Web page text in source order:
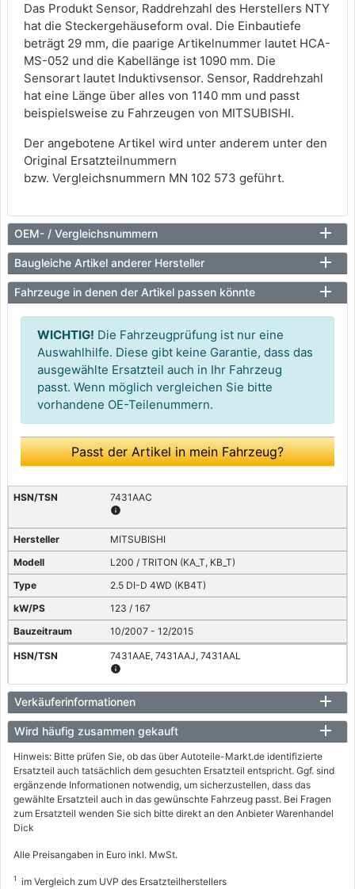
Das Produkt Sensor, Raddrehzahl des Herstellers NTY
hat die Steckergehäuseform oval. Die Einbautiefe
beträgt 29 mm, die paarige Artikelnummer lautet HCA-
MS-052 und die Kabellänge ist 1090 mm. Die
Sensorart lautet Induktivsensor. Sensor, Raddrehzahl
hat eine Länge über alles von 1140 mm und passt
beispielsweise zu Fahrzeugen von MITSUBISHI.
Der angebotene Artikel wird unter anderem unter den
Original Ersatzteilnummern
bzw. Vergleichsnummern MN 102 573 geführt.
OEM- / Vergleichsnummern
Baugleiche Artikel anderer Hersteller
Fahrzeuge in denen der Artikel passen könnte
WICHTIG! Die Fahrzeugprüfung ist nur eine
Auswahlhilfe. Diese gibt keine Garantie, dass das
ausgewählte Ersatzteil auch in Ihr Fahrzeug
passt. Wenn möglich vergleichen Sie bitte
vorhandene OE-Teilenummern.
Passt der Artikel in mein Fahrzeug?
7431AAC
info
MITSUBISHI
L200 / TRITON (KA_T, KB_T)
2.5 DI-D 4WD (KB4T)
123 / 167
10/2007 - 12/2015
7431AAE, 7431AAJ, 7431AAL
info
MITSUBISHI
L200 / TRITON (KA_T, KB_T)
2.5 DI-D 4WD (KB4T)
131 / 178
04/2010 - 12/2015
7431AAA, 7431AAH, 7431AAK
MITSUBISHI
L200 / TRITON (KA_T, KB_T)
Verkäuferinformationen
Wird häufig zusammen gekauft
Hinweis: Bitte prüfen Sie, ob das über Autoteile-Markt.de identifizierte
Ersatzteil auch tatsächlich dem gesuchten Ersatzteil entspricht. Ggf. sind
ergänzende Informationen notwendig, um sicherzustellen, dass das
gewählte Ersatzteil auch in das gewünschte Fahrzeug passt. Bei Fragen
zum Ersatzteil wenden Sie sich bitte direkt an den Anbieter Warenhandel
Dick
Alle Preisangaben in Euro inkl. MwSt.
1 im Vergleich zum UVP des Ersatzteilherstellers